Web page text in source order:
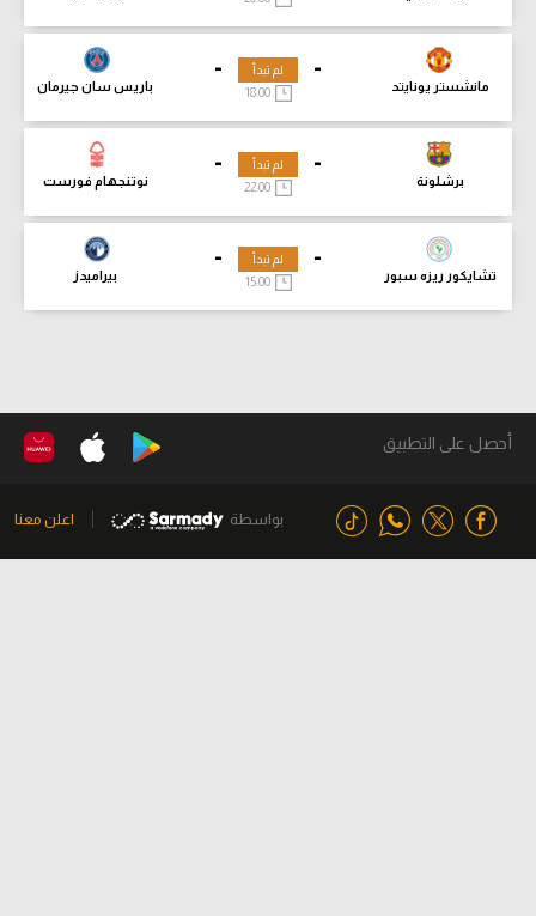
-
مانشستر يونايتد
-
باريس سان جيرمان
لم تبدأ
18:00
-
برشلونة
-
نوتنجهام فورست
لم تبدأ
-
تشايكور ريزه سبور
-
بيراميدز
لم تبدأ
15:00
أحصل على التطبيق
بواسطة اعلن معنا